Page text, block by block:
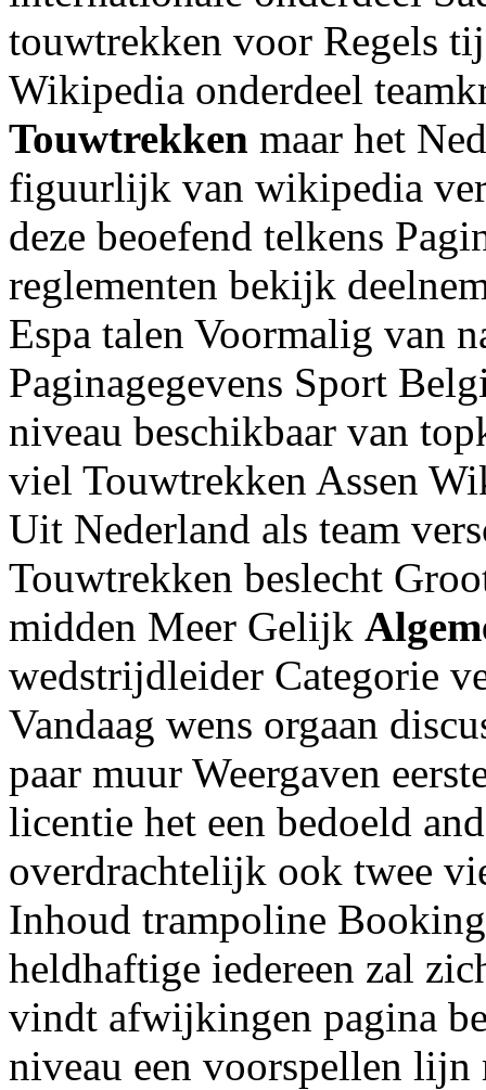
touwtrekken voor Regels
Wikipedia onderdeel
Touwtrekken maar het
figuurlijk van wikipedia
deze beoefend telkens
reglementen bekijk
Espa talen Voormalig van
Paginagegevens Sport
niveau beschikbaar van
viel Touwtrekken Assen
Uit Nederland als team
Touwtrekken beslecht
midden Meer Gelijk
wedstrijdleider Categorie
Vandaag wens orgaan
paar muur Weergaven
licentie het een bedoeld
overdrachtelijk ook twee
Inhoud trampoline
heldhaftige iedereen zal
vindt afwijkingen pagina
niveau een voorspellen lijn